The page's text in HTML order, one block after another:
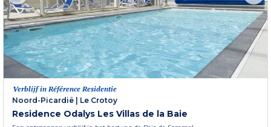
Verblijf in Référence Residentie
Noord-Picardië | Le Crotoy
Residence Odalys Les Villas de la Baie